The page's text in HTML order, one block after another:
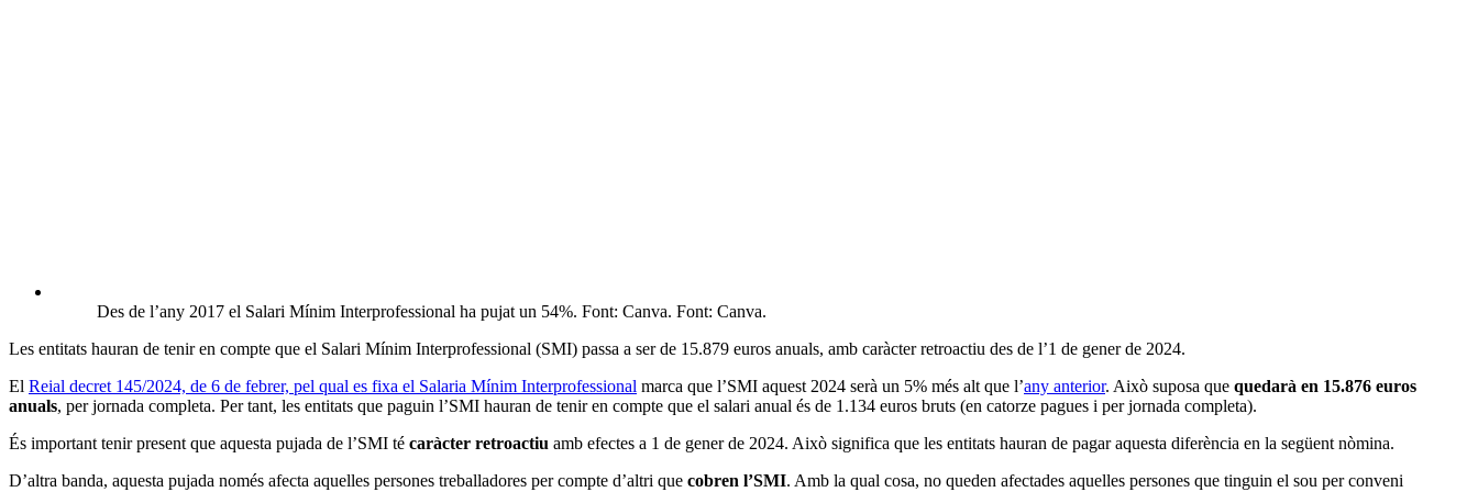
Des de l’any 2017 el Salari Mínim Interprofessional ha pujat un 54%. Font: Canva. Font: Canva.
Les entitats hauran de tenir en compte que el Salari Mínim Interprofessional (SMI) passa a ser de 15.879 euros anuals, amb caràcter retroactiu des de l’1 de gener de 2024.
El Reial decret 145/2024, de 6 de febrer, pel qual es fixa el Salaria Mínim Interprofessional marca que l’SMI aquest 2024 serà un 5% més alt que l’any anterior. Això suposa que quedarà en 15.876 euros
anuals, per jornada completa. Per tant, les entitats que paguin l’SMI hauran de tenir en compte que el salari anual és de 1.134 euros bruts (en catorze pagues i per jornada completa).
És important tenir present que aquesta pujada de l’SMI té caràcter retroactiu amb efectes a 1 de gener de 2024. Això significa que les entitats hauran de pagar aquesta diferència en la següent nòmina.
D’altra banda, aquesta pujada només afecta aquelles persones treballadores per compte d’altri que cobren l’SMI. Amb la qual cosa, no queden afectades aquelles persones que tinguin el sou per conveni